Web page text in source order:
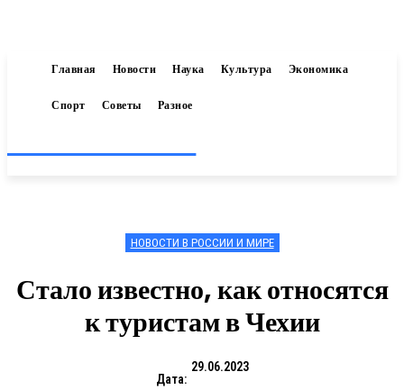
Главная Новости Наука Культура Экономика
Спорт Советы Разное
НОВОСТИ В РОССИИ И МИРЕ
Стало известно, как относятся
к туристам в Чехии
Дата:
29.06.2023